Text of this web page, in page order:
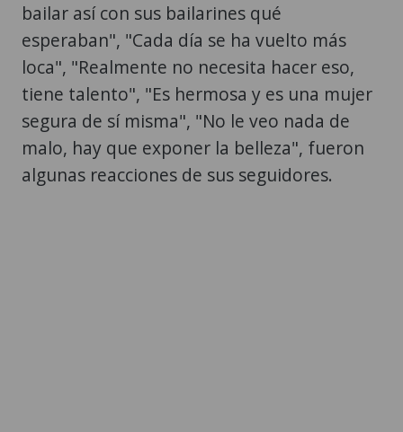
bailar así con sus bailarines qué
esperaban", "Cada día se ha vuelto más
loca", "Realmente no necesita hacer eso,
tiene talento", "Es hermosa y es una mujer
segura de sí misma", "No le veo nada de
malo, hay que exponer la belleza", fueron
algunas reacciones de sus seguidores.